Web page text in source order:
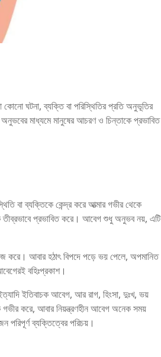
ঘটনা, ব্যক্তি বা পরিস্থিতির প্রতি অনুভূতির
মাধ্যমে মানুষের আচরণ ও চিন্তাকে প্রভাবিত
বা ব্যক্তিকে কেন্দ্র করে আত্মার গভীর থেকে
তীব্রভাবে প্রভাবিত করে। আবেগ শুধু অনুভব নয়, এটি
করে। আবার হঠাৎ বিপদে পড়ে ভয় পেলে, অপমানিত
বহিঃপ্রকাশ।
ইতিবাচক আবেগ, আর রাগ, হিংসা, দুঃখ, ভয়
করে, আবার নিয়ন্ত্রণহীন আবেগ অনেক সময়
পরিপূর্ণ ব্যক্তিত্বের পরিচয়।